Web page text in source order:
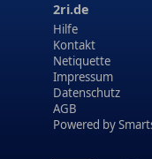
2ri.de
Hilfe
Kontakt
Netiquette
Impressum
Datenschutz
AGB
Powered by